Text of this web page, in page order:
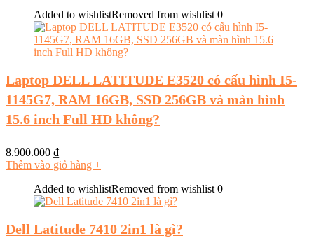
Added to wishlistRemoved from wishlist 0
Laptop DELL LATITUDE E3520 có cấu hình I5-
1145G7, RAM 16GB, SSD 256GB và màn hình
15.6 inch Full HD không?
8.900.000 ₫
Thêm vào giỏ hàng +
Added to wishlistRemoved from wishlist 0
Dell Latitude 7410 2in1 là gì?